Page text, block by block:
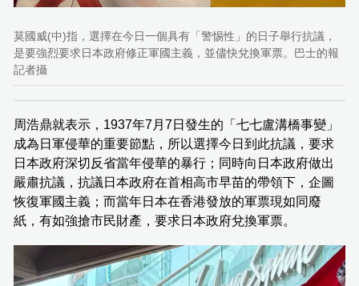
莫國威(中)指，選擇在今日一個具有「警惕性」的日子舉行抗議，
是要強烈要求日本政府修正軍國主義，並儘快兌換軍票。巴士的報
記者攝
周浩鼎就表示，1937年7月7日發生的「七七盧溝橋事變」
成為日軍侵華的重要節點，所以選擇今日到此抗議，要求
日本政府深切反省當年侵華的暴行；同時向日本政府做出
嚴肅抗議，抗議日本政府在首相高市早苗的帶領下，企圖
恢復軍國主義；而當年日本在香港發放的軍票現如同廢
紙，有如強搶市民財產，要求日本政府兌換軍票。